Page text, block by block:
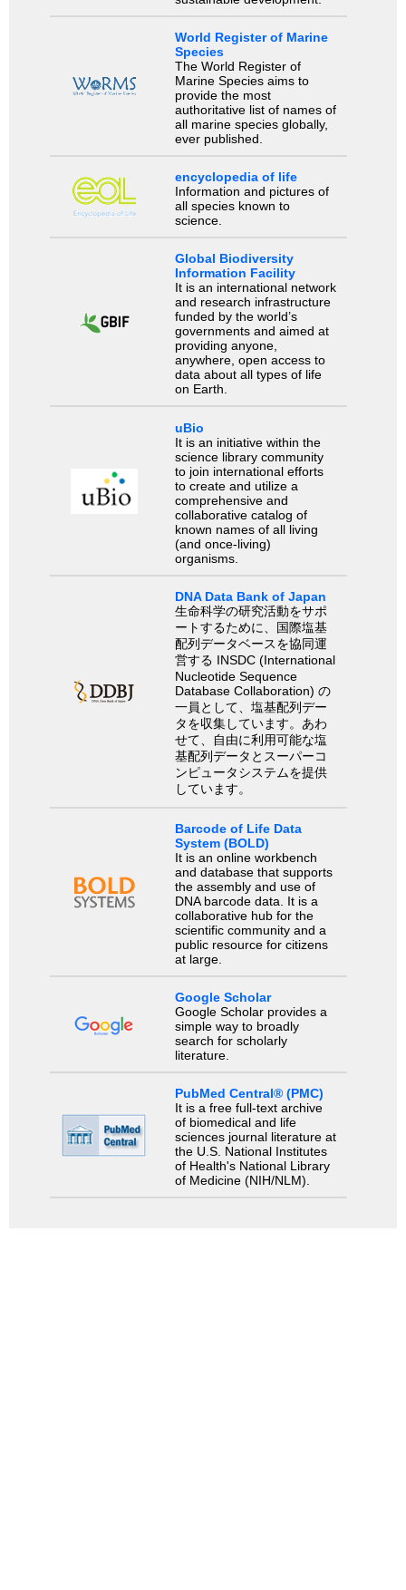
World Register of Marine
Species
The World Register of
Marine Species aims to
provide the most
authoritative list of names of
all marine species globally,
ever published.
encyclopedia of life
Information and pictures of
all species known to
science.
Global Biodiversity
Information Facility
It is an international network
and research infrastructure
funded by the world’s
governments and aimed at
providing anyone,
anywhere, open access to
data about all types of life
on Earth.
uBio
It is an initiative within the
science library community
to join international efforts
to create and utilize a
comprehensive and
collaborative catalog of
known names of all living
(and once-living)
organisms.
DNA Data Bank of Japan
生命科学の研究活動をサポ
ートするために、国際塩基
配列データベースを協同運
営する INSDC (International
Nucleotide Sequence
Database Collaboration) の
一員として、塩基配列デー
タを収集しています。あわ
せて、自由に利用可能な塩
基配列データとスーパーコ
ンピュータシステムを提供
しています。
Barcode of Life Data
System (BOLD)
It is an online workbench
and database that supports
the assembly and use of
DNA barcode data. It is a
collaborative hub for the
scientific community and a
public resource for citizens
at large.
Google Scholar
Google Scholar provides a
simple way to broadly
search for scholarly
literature.
PubMed Central® (PMC)
It is a free full-text archive
of biomedical and life
sciences journal literature at
the U.S. National Institutes
of Health's National Library
of Medicine (NIH/NLM).